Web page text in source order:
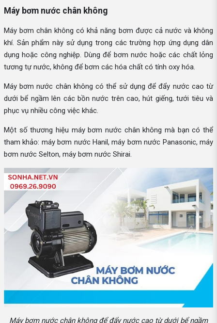
Máy bơm nước chân không
Máy bơm chân không có khả năng bơm được cả nước và không
khí. Sản phẩm này sử dụng trong các trường hợp ứng dụng dân
dụng hoặc công nghiệp. Dùng để bơm nước hoặc các chất lỏng
tương tự nước, không để bơm các hóa chất có tính oxy hóa.
Máy bơm nước chân không có thể sử dụng để đẩy nước cao từ
dưới bể ngầm lên các bồn nước trên cao, hút giếng, tưới tiêu và
phục vụ nhiều công việc khác.
Một số thương hiệu máy bơm nước chân không mà bạn có thể
tham khảo: máy bơm nước Hanil, máy bơm nước Panasonic, máy
bơm nước Selton, máy bơm nước Shirai.
Máy bơm nước chân không để đẩy nước cao từ dưới bể ngầm